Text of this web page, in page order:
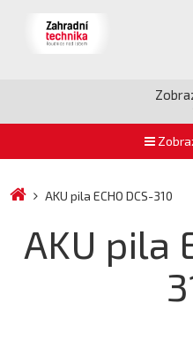
AKU pila ECHO DCS-310
AKU pila